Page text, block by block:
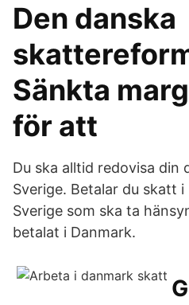
Den danska
Sänkta
för att
Du ska alltid redovisa din
Sverige. Betalar du skatt
Sverige som ska ta
betalat i Danmark.